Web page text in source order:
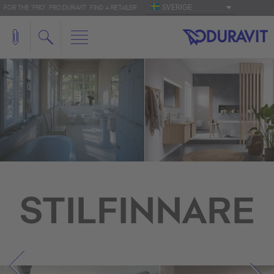
FOR THE 'PRO': PRO.DURAVIT FIND A RETAILER SVERIGE
STILFINNARE